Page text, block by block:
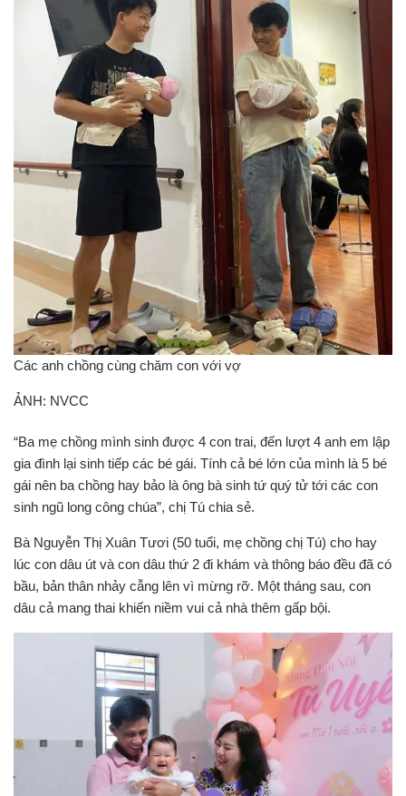
Các anh chồng cùng chăm con với vợ
ẢNH: NVCC
“Ba mẹ chồng mình sinh được 4 con trai, đến lượt 4 anh em lập
gia đình lại sinh tiếp các bé gái. Tính cả bé lớn của mình là 5 bé
gái nên ba chồng hay bảo là ông bà sinh tứ quý tử tới các con
sinh ngũ long công chúa”, chị Tú chia sẻ.
Bà Nguyễn Thị Xuân Tươi (50 tuổi, mẹ chồng chị Tú) cho hay
lúc con dâu út và con dâu thứ 2 đi khám và thông báo đều đã có
bầu, bản thân nhảy cẫng lên vì mừng rỡ. Một tháng sau, con
dâu cả mang thai khiến niềm vui cả nhà thêm gấp bội.